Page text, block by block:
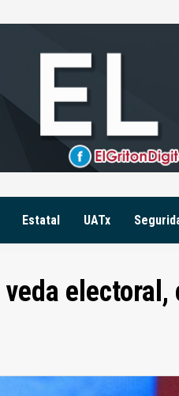
Estatal UATx